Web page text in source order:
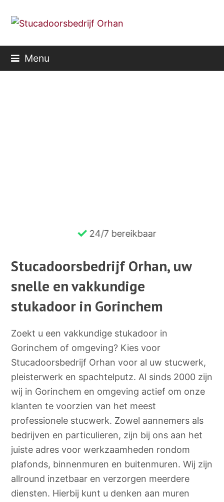
Menu
24/7 bereikbaar
Stucadoorsbedrijf Orhan, uw
snelle en vakkundige
stukadoor in Gorinchem
Zoekt u een vakkundige stukadoor in
Gorinchem of omgeving? Kies voor
Stucadoorsbedrijf Orhan voor al uw stucwerk,
pleisterwerk en spachtelputz. Al sinds 2000 zijn
wij in Gorinchem en omgeving actief om onze
klanten te voorzien van het meest
professionele stucwerk. Zowel aannemers als
bedrijven en particulieren, zijn bij ons aan het
juiste adres voor werkzaamheden rondom
plafonds, binnenmuren en buitenmuren. Wij zijn
allround inzetbaar en verzorgen meerdere
diensten. Hierbij kunt u denken aan muren